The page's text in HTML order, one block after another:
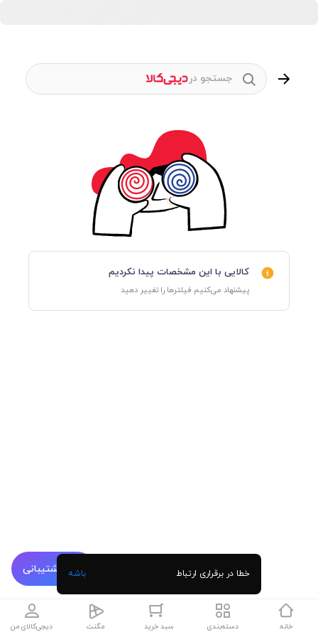
پشتیبانی
جستجو در
کالایی با این مشخصات پیدا نکردیم
پیشنهاد می‌کنیم فیلترها را تغییر دهید
خانه دسته‌بندی سبد خرید مگنت دیجی‌کالای من
خطا در برقراری ارتباط باشه